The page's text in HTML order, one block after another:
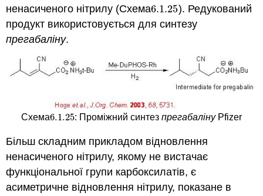
ненасиченого нітрилу (Схема6.1.25
6.1.25). Редукований
продукт використовується для синтезу
прегабаліну.
Схема6.1.25
6.1.25: Проміжний синтезпрегабалінуPfizer
Більш складним прикладом відновлення
ненасиченого нітрилу, якому не вистачає
функціональної групи карбоксилатів, є
асиметричне відновлення нітрилу, показане в